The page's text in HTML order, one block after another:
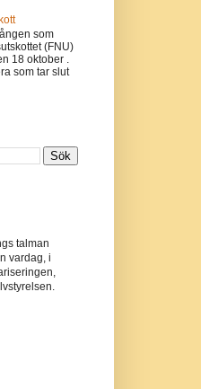
som
(FNU)
18 oktober .
som tar slut
talman
vardag, i